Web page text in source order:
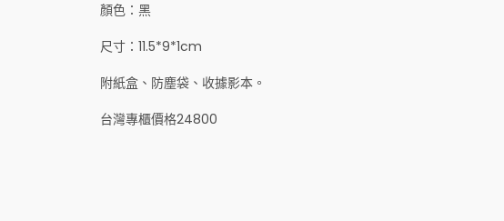
顏色：黑
尺寸：11.5*9*1cm
附紙盒、防塵袋、收據影本。
台灣專櫃價格24800